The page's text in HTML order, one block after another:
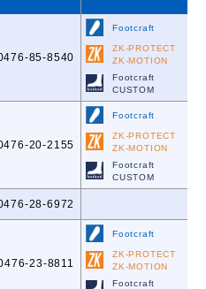
85-8540
Footcraft
ZK-PROTECT
ZK-MOTION
Footcraft
CUSTOM
20-2155
Footcraft
ZK-PROTECT
ZK-MOTION
Footcraft
CUSTOM
28-6972
23-8811
Footcraft
ZK-PROTECT
ZK-MOTION
Footcraft